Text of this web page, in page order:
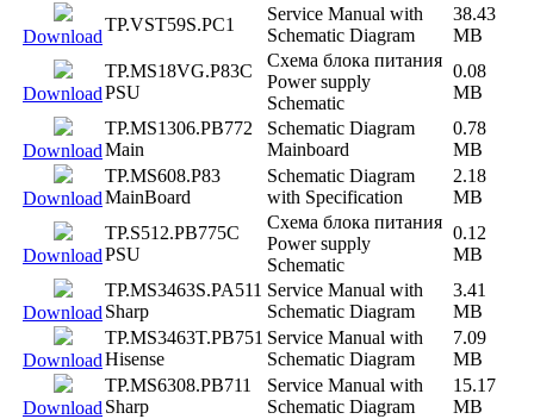
Download
TP.VST59S.PC1
Service Manual with
Schematic Diagram
38.43
MB
Download
TP.MS18VG.P83C
PSU
Схема блока питания
Power supply
Schematic
0.08
MB
Download
TP.MS1306.PB772
Main
Schematic Diagram
Mainboard
0.78
MB
Download
TP.MS608.P83
MainBoard
Schematic Diagram
with Specification
2.18
MB
Download
TP.S512.PB775C
PSU
Схема блока питания
Power supply
Schematic
0.12
MB
Download
TP.MS3463S.PA511
Sharp
Service Manual with
Schematic Diagram
3.41
MB
Download
TP.MS3463T.PB751
Hisense
Service Manual with
Schematic Diagram
7.09
MB
Download
TP.MS6308.PB711
Sharp
Service Manual with
Schematic Diagram
15.17
MB